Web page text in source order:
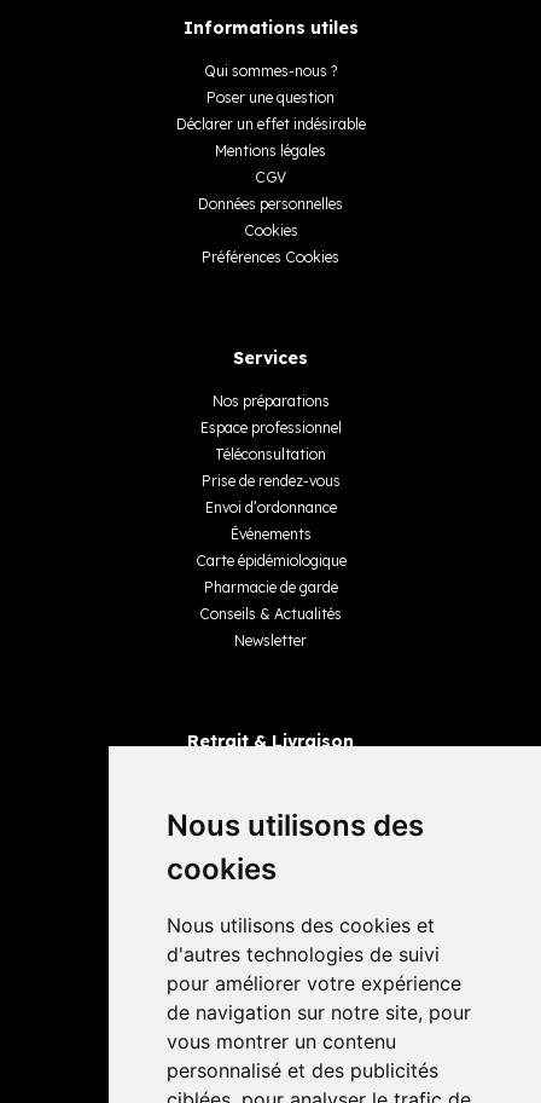
Nous utilisons des
cookies
Nous utilisons des cookies et
d'autres technologies de suivi
pour améliorer votre expérience
de navigation sur notre site, pour
vous montrer un contenu
personnalisé et des publicités
Informations utiles
Qui sommes-nous ?
Poser une question
Déclarer un effet indésirable
Mentions légales
CGV
Données personnelles
Cookies
Préférences Cookies
Services
Nos préparations
Espace professionnel
Téléconsultation
Prise de rendez-vous
Envoi d’ordonnance
Événements
Carte épidémiologique
Pharmacie de garde
Conseils & Actualités
Newsletter
Retrait & Livraison
Livraisons
4,4 / 5 65 avis